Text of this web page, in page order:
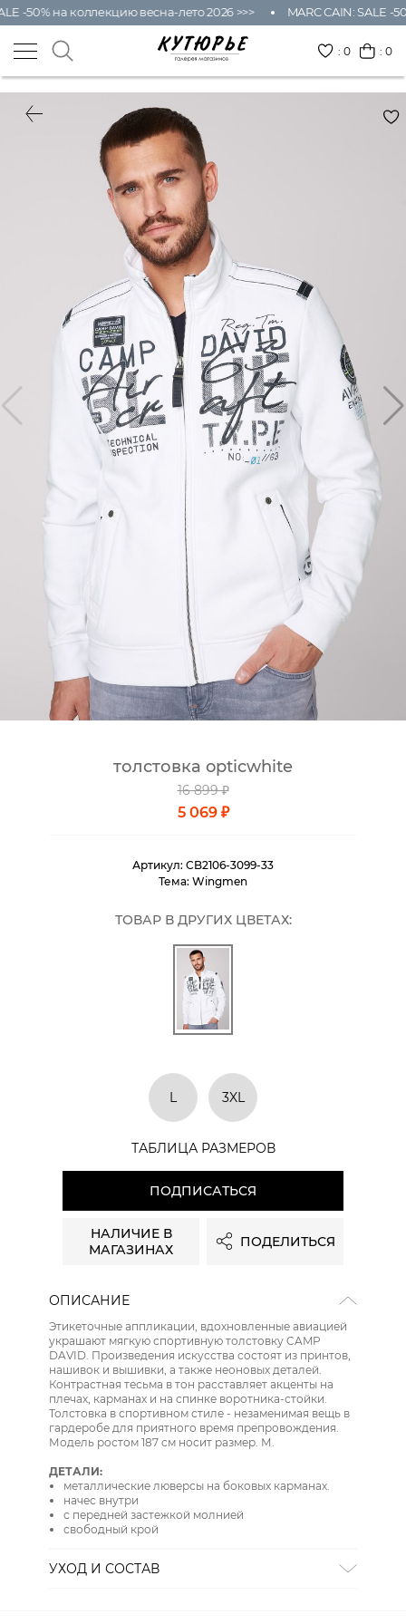
-50% на коллекцию весна-лето 2026 >>> MARC CAIN: SALE -
:0 : 0
толстовка opticwhite
16 899 ₽
5 069 ₽
Артикул: CB2106-3099-33
Тема: Wingmen
ТОВАР В ДРУГИХ ЦВЕТАХ:
L 3XL
ТАБЛИЦА РАЗМЕРОВ
ПОДПИСАТЬСЯ
НАЛИЧИЕ В
МАГАЗИНАХ
ПОДЕЛИТЬСЯ
ОПИСАНИЕ
Этикеточные аппликации, вдохновленные авиацией
украшают мягкую спортивную толстовку CAMP
DAVID. Произведения искусства состоят из принтов,
нашивок и вышивки, а также неоновых деталей.
Контрастная тесьма в тон расставляет акценты на
плечах, карманах и на спинке воротника-стойки.
Толстовка в спортивном стиле - незаменимая вещь в
гардеробе для приятного время препровождения.
Модель ростом 187 см носит размер. М.
ДЕТАЛИ:
металлические люверсы на боковых карманах.
начес внутри
с передней застежкой молнией
свободный крой
УХОД И СОСТАВ